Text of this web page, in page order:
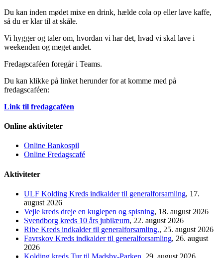
Du kan inden mødet mixe en drink, hælde cola op eller lave kaffe,
så du er klar til at skåle.
Vi hygger og taler om, hvordan vi har det, hvad vi skal lave i
weekenden og meget andet.
Fredagscaféen foregår i Teams.
Du kan klikke på linket herunder for at komme med på
fredagscaféen:
Link til fredagcaféen
Online aktiviteter
Online Bankospil
Online Fredagscafé
Aktiviteter
ULF Kolding Kreds indkalder til generalforsamling, 17.
august 2026
Vejle kreds dreje en kuglepen og spisning, 18. august 2026
Svendborg kreds 10 års jubilæum, 22. august 2026
Ribe Kreds indkalder til generalforsamling., 25. august 2026
Favrskov Kreds indkalder til generalforsamling, 26. august
2026
Kolding kreds Tur til Madsby-Parken , 29. august 2026